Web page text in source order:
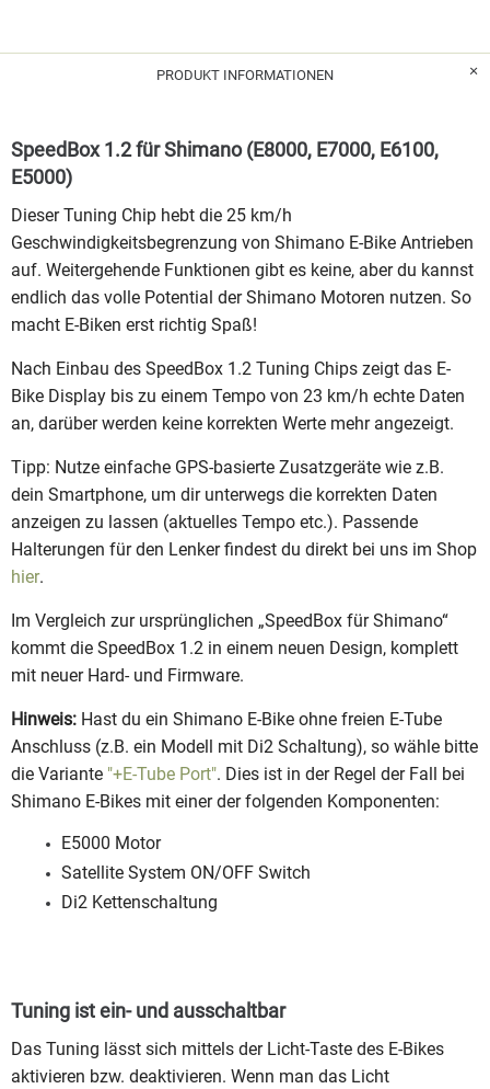
PRODUKT INFORMATIONEN
SpeedBox 1.2 für Shimano (E8000, E7000, E6100,
E5000)
Dieser Tuning Chip hebt die 25 km/h
Geschwindigkeitsbegrenzung von Shimano E-Bike Antrieben
auf. Weitergehende Funktionen gibt es keine, aber du kannst
endlich das volle Potential der Shimano Motoren nutzen. So
macht E-Biken erst richtig Spaß!
Nach Einbau des SpeedBox 1.2 Tuning Chips zeigt das E-
Bike Display bis zu einem Tempo von 23 km/h echte Daten
an, darüber werden keine korrekten Werte mehr angezeigt.
Tipp: Nutze einfache GPS-basierte Zusatzgeräte wie z.B.
dein Smartphone, um dir unterwegs die korrekten Daten
anzeigen zu lassen (aktuelles Tempo etc.). Passende
Halterungen für den Lenker findest du direkt bei uns im Shop
hier.
Im Vergleich zur ursprünglichen „SpeedBox für Shimano“
kommt die SpeedBox 1.2 in einem neuen Design, komplett
mit neuer Hard- und Firmware.
Hinweis: Hast du ein Shimano E-Bike ohne freien E-Tube
Anschluss (z.B. ein Modell mit Di2 Schaltung), so wähle bitte
die Variante "+E-Tube Port". Dies ist in der Regel der Fall bei
Shimano E-Bikes mit einer der folgenden Komponenten:
E5000 Motor
Satellite System ON/OFF Switch
Di2 Kettenschaltung
Tuning ist ein- und ausschaltbar
Das Tuning lässt sich mittels der Licht-Taste des E-Bikes
aktivieren bzw. deaktivieren. Wenn man das Licht